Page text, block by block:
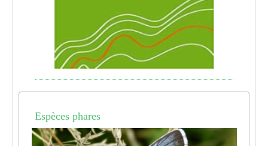
Espèces phares